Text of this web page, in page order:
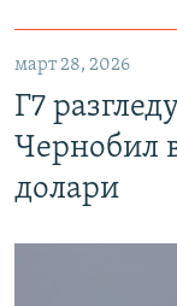
март 28, 2026
Г7
Чернобил
долари